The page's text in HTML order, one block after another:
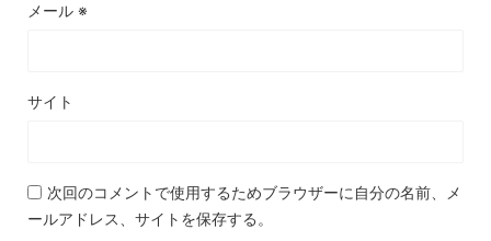
メール ※
サイト
次回のコメントで使用するためブラウザーに自分の名前、メ
ールアドレス、サイトを保存する。